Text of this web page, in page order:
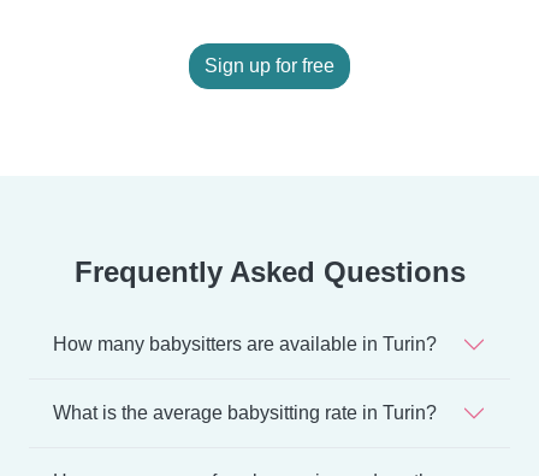
Sign up for free
Frequently Asked Questions
How many babysitters are available in Turin?
What is the average babysitting rate in Turin?